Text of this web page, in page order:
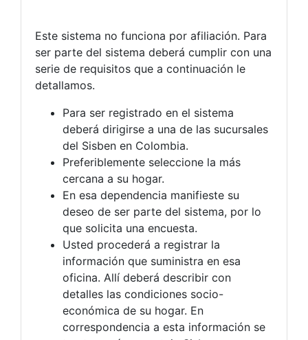
Este sistema no funciona por afiliación. Para
ser parte del sistema deberá cumplir con una
serie de requisitos que a continuación le
detallamos.
Para ser registrado en el sistema
deberá dirigirse a una de las sucursales
del Sisben en Colombia.
Preferiblemente seleccione la más
cercana a su hogar.
En esa dependencia manifieste su
deseo de ser parte del sistema, por lo
que solicita una encuesta.
Usted procederá a registrar la
información que suministra en esa
oficina. Allí deberá describir con
detalles las condiciones socio-
económica de su hogar. En
correspondencia a esta información se